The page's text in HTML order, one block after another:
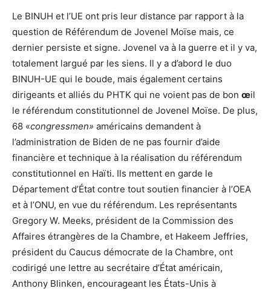
Le BINUH et l’UE ont pris leur distance par rapport à la
question de Référendum de Jovenel Moïse mais, ce
dernier persiste et signe. Jovenel va à la guerre et il y va,
totalement largué par les siens. Il y a d’abord le duo
BINUH-UE qui le boude, mais également certains
dirigeants et alliés du PHTK qui ne voient pas de bon œil
le référendum constitutionnel de Jovenel Moïse. De plus,
68 «congressmen» américains demandent à
l’administration de Biden de ne pas fournir d’aide
financière et technique à la réalisation du référendum
constitutionnel en Haïti. Ils mettent en garde le
Département d’État contre tout soutien financier à l’OEA
et à l’ONU, en vue du référendum. Les représentants
Gregory W. Meeks, président de la Commission des
Affaires étrangères de la Chambre, et Hakeem Jeffries,
président du Caucus démocrate de la Chambre, ont
codirigé une lettre au secrétaire d’État américain,
Anthony Blinken, encourageant les États-Unis à